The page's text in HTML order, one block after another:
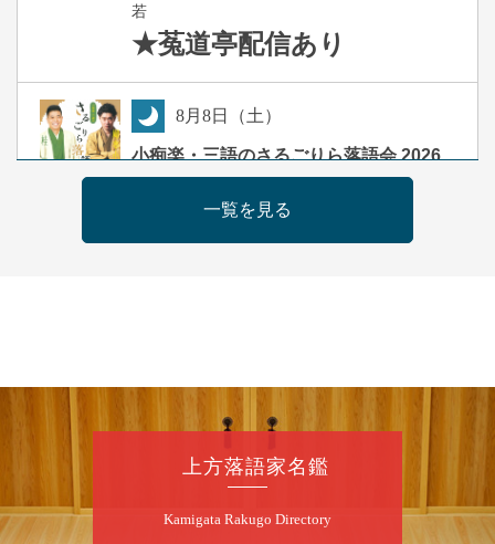
若
★菟道亭配信あり
8月8日（土）
小痴楽・三語のさるごりら落語会 2026
開演：午後6時（5時30分開場）全席指定
前売3,500円 当日4,000円
第98回 桂慶枝の早起き寄席～親子の噺
スペシャル～
僧」／桂三実「ワンワン」／桂慶枝「せんた
開演：午前10時（9時30分開場）1F全席指
一覧を見る
上方落語家名鑑
Kamigata Rakugo Directory